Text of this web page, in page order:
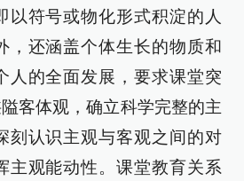
以符号或物化形式积淀的人
，还涵盖个体生长的物质和
人的全面发展，要求课堂突
客体观，确立科学完整的主
刻认识主观与客观之间的对
主观能动性。课堂教育关系